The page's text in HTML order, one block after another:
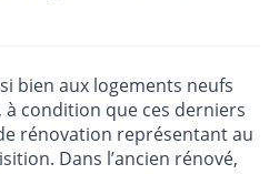
bien aux logements neufs
à condition que ces derniers
rénovation représentant au
Dans l’ancien rénové,